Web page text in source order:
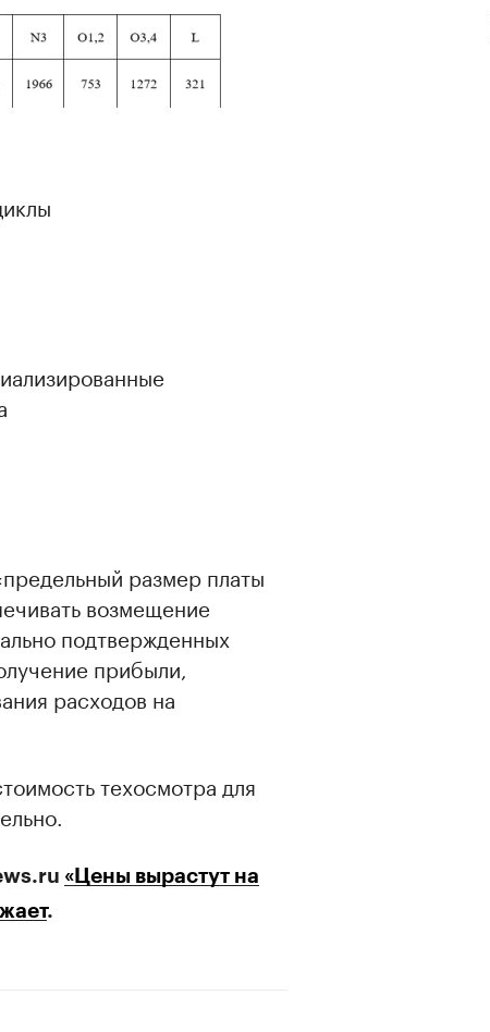
размер платы
возмещение
подтвержденных
прибыли,
расходов на
техосмотра для
«Цены вырастут на
.